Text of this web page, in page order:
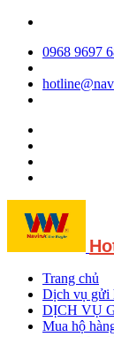
0968 9697
Trang chủ
Dịch vụ gửi
DỊCH VỤ
Mua hộ